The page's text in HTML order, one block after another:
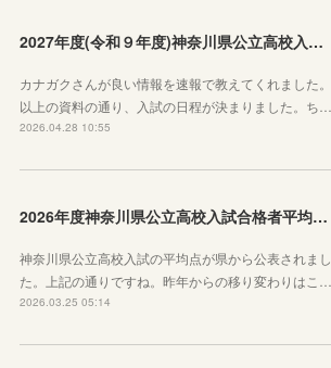
2027年度(令和９年度)神奈川県公立高校入試日程が決定しました！
カナガクさんが良い情報を速報で教えてくれました。
以上の資料の通り、入試の日程が決まりました。ち…
2026.04.28 10:55
2026年度神奈川県公立高校入試合格者平均点が公表されました
神奈川県公立高校入試の平均点が県から公表されまし
た。上記の通りですね。昨年からの移り変わりはこ…
2026.03.25 05:14